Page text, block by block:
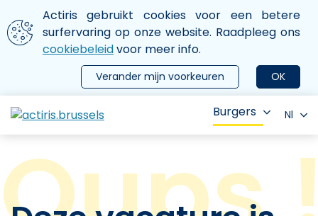
Aller au contenu principal
We gebruiken cookies
Actiris gebruikt cookies voor een betere
surfervaring op onze website. Raadpleeg ons
cookiebeleidvoor meer info.
OK
Verander mijn voorkeuren
le menu
Burgers Nl